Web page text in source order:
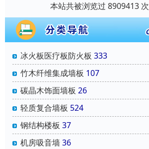
本站共被浏览过 8909413 次
冰火板医疗板防火板 333
竹木纤维集成墙板 107
碳晶木饰面墙板 26
轻质复合墙板 524
钢结构楼板 37
机房吸音墙36